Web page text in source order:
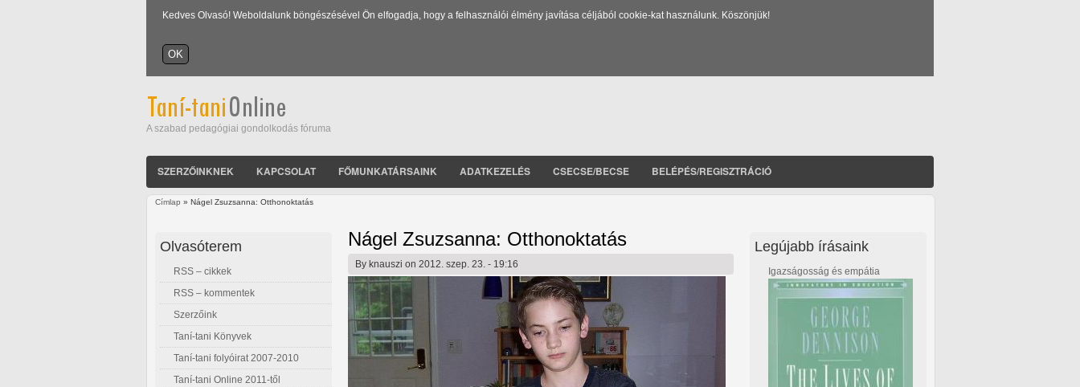
Kedves Olvasó! Weboldalunk böngészésével Ön elfogadja, hogy a felhasználói élmény javítása céljából cookie-kat használunk. Köszönjük!
A szabad pedagógiai gondolkodás fóruma
SZERZŐINKNEK KAPCSOLAT FŐMUNKATÁRSAINK ADATKEZELÉS CSECSE/BECSE BELÉPÉS/REGISZTRÁCIÓ
Címlap » Nágel Zsuzsanna: Otthonoktatás
Nágel Zsuzsanna: Otthonoktatás
By knauszi on 2012. szep. 23. - 19:16
Olvasóterem
RSS – cikkek
RSS – kommentek
Szerzőink
Taní-tani Könyvek
Taní-tani folyóirat 2007-2010
Taní-tani Online 2011-től
Legújabb írásaink
Igazságosság és empátia